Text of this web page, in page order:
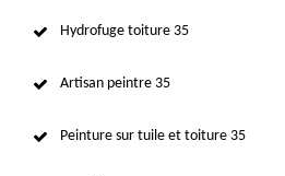
Hydrofuge toiture 35
Artisan peintre 35
Peinture sur tuile et toiture 35